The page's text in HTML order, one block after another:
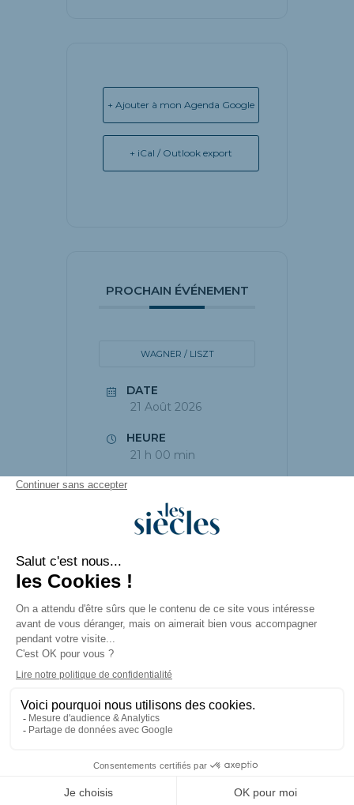
+ Ajouter à mon Agenda Google
+ iCal / Outlook export
PROCHAIN ÉVÉNEMENT
WAGNER / LISZT
DATE
21 Août 2026
HEURE
21 h 00 min
PARTAGEZ CET
Emarketing
COJT Cabinet Conseil Web